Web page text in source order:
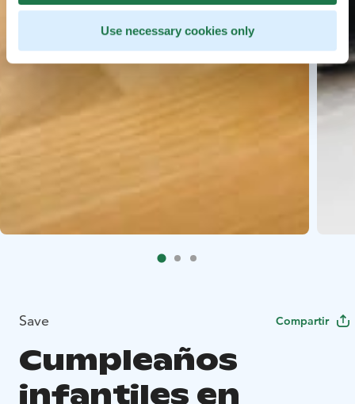
Use necessary cookies only
Save Compartir
Cumpleaños
infantiles en